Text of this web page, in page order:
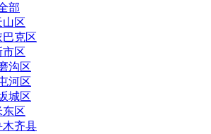
部
山区
巴克区
市区
沟区
河区
城区
东区
木齐县